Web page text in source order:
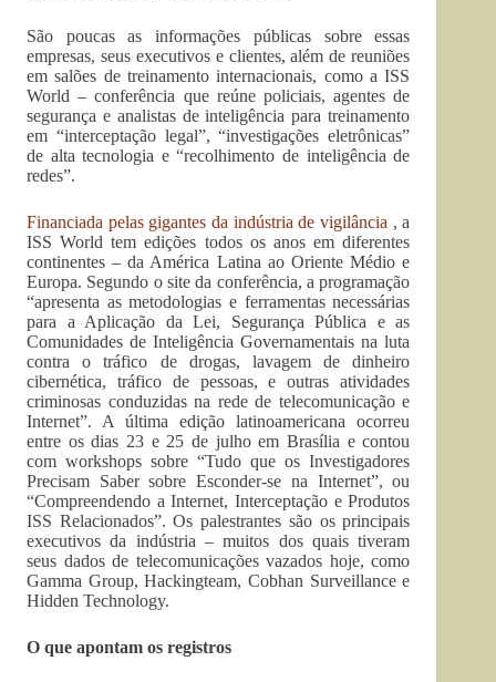
São poucas as informações públicas sobre essas
empresas, seus executivos e clientes, além de reuniões
em salões de treinamento internacionais, como a ISS
World – conferência que reúne policiais, agentes de
segurança e analistas de inteligência para treinamento
em “interceptação legal”, “investigações eletrônicas”
de alta tecnologia e “recolhimento de inteligência de
redes”.
Financiada pelas gigantes da indústria de vigilância , a
ISS World tem edições todos os anos em diferentes
continentes – da América Latina ao Oriente Médio e
Europa. Segundo o site da conferência, a programação
“apresenta as metodologias e ferramentas necessárias
para a Aplicação da Lei, Segurança Pública e as
Comunidades de Inteligência Governamentais na luta
contra o tráfico de drogas, lavagem de dinheiro
cibernética, tráfico de pessoas, e outras atividades
criminosas conduzidas na rede de telecomunicação e
Internet”. A última edição latinoamericana ocorreu
entre os dias 23 e 25 de julho em Brasília e contou
com workshops sobre “Tudo que os Investigadores
Precisam Saber sobre Esconder-se na Internet”, ou
“Compreendendo a Internet, Interceptação e Produtos
ISS Relacionados”. Os palestrantes são os principais
executivos da indústria – muitos dos quais tiveram
seus dados de telecomunicações vazados hoje, como
Gamma Group, Hackingteam, Cobhan Surveillance e
Hidden Technology.
O que apontam os registros